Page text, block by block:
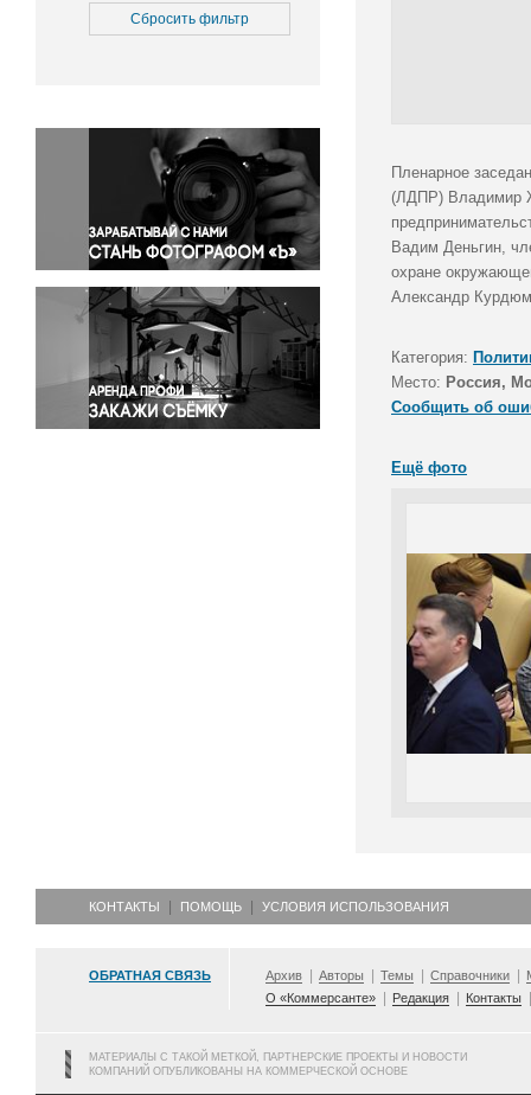
Медицина
Окружающая среда
Политика
Правосудие
Происшествия и конфликты
Религия
Светская жизнь
Спорт
Экология
Экономика и бизнес
Сбросить фильтр
Пленарное
(ЛДПР) Владимир
Вадим Деньгин,
охране
Александр
Категория:
Место: Россия,
Сообщить об
Ещё фото
КОНТАКТЫ ПОМОЩЬ УСЛОВИЯ ИСПОЛЬЗОВАНИЯ
ОБРАТНАЯ СВЯЗЬ Архив Авторы Темы Справочники
О «Коммерсанте»
Редакция Контакты
МАТЕРИАЛЫ С ТАКОЙ МЕТКОЙ, ПАРТНЕРСКИЕ ПРОЕКТЫ И НОВОСТИ
КОМПАНИЙ ОПУБЛИКОВАНЫ НА КОММЕРЧЕСКОЙ ОСНОВЕ